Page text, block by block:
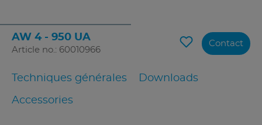
AW 4 - 950 UA
Article no.: 60010966
Techniques générales Downloads
Accessories
Contact